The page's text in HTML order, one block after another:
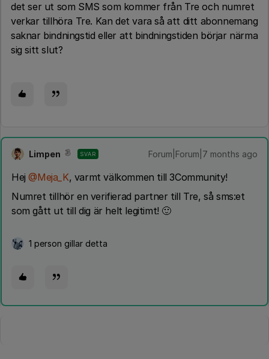
det ser ut som SMS som kommer från Tre och numret
verkar tillhöra Tre. Kan det vara så att ditt abonnemang
saknar bindningstid eller att bindningstiden börjar närma
sig sitt slut?
Limpen SVAR Forum|Forum|7 months ago
Hej ​@Meja_K, varmt välkommen till 3Community!
Numret tillhör en verifierad partner till Tre, så sms:et
som gått ut till dig är helt legitimt! 🙂
1 person gillar detta